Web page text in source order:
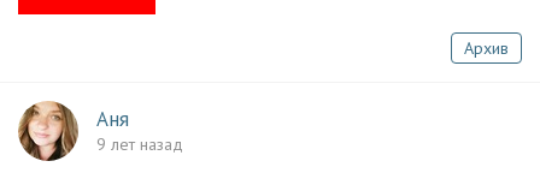
Архив
Аня
9 лет назад